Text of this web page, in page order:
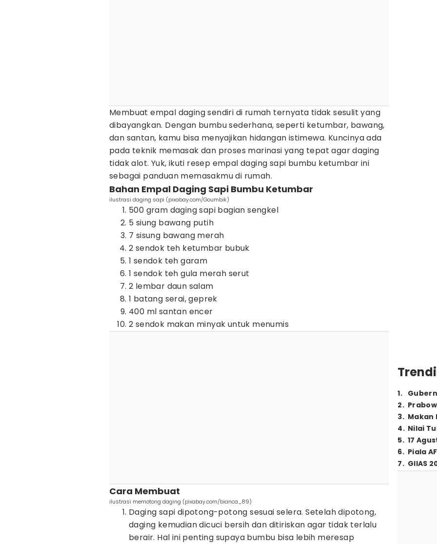
Membuat empal daging sendiri di rumah ternyata tidak sesulit yang
dibayangkan. Dengan bumbu sederhana, seperti ketumbar, bawang,
dan santan, kamu bisa menyajikan hidangan istimewa. Kuncinya ada
pada teknik memasak dan proses marinasi yang tepat agar daging
tidak alot. Yuk, ikuti resep empal daging sapi bumbu ketumbar ini
sebagai panduan memasakmu di rumah.
Bahan Empal Daging Sapi Bumbu Ketumbar
ilustrasi daging sapi (pixabay.com/Goumbik)
500 gram daging sapi bagian sengkel
5 siung bawang putih
7 sisung bawang merah
2 sendok teh ketumbar bubuk
1 sendok teh garam
1 sendok teh gula merah serut
2 lembar daun salam
1 batang serai, geprek
400 ml santan encer
2 sendok makan minyak untuk menumis
Cara Membuat
ilustrasi memotong daging (pixabay.com/bianca_89)
Daging sapi dipotong-potong sesuai selera. Setelah dipotong,
daging kemudian dicuci bersih dan ditiriskan agar tidak terlalu
berair. Hal ini penting supaya bumbu bisa lebih meresap
1.
2.
3. Makan
4. Nilai
5. 17
6. Piala
7. GIIAS